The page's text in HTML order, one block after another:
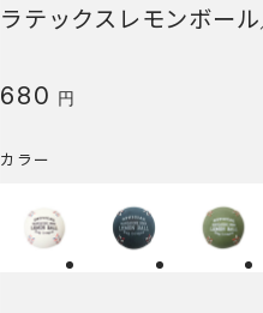
ラテックスレモンボー
680 円
カラー